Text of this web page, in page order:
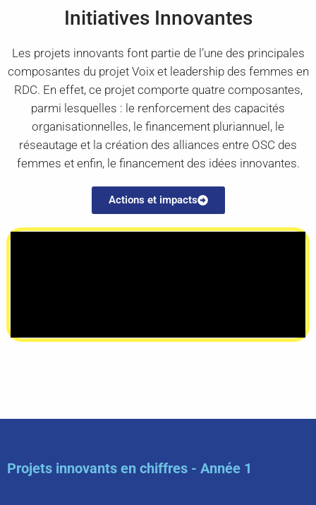
Initiatives Innovantes
Les projets innovants font partie de l’une des principales
composantes du projet Voix et leadership des femmes en
RDC. En effet, ce projet comporte quatre composantes,
parmi lesquelles : le renforcement des capacités
organisationnelles, le financement pluriannuel, le
réseautage et la création des alliances entre OSC des
femmes et enfin, le financement des idées innovantes.
Actions et impacts
Projets innovants en chiffres - Année 1